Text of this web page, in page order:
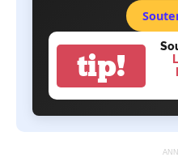
tip!